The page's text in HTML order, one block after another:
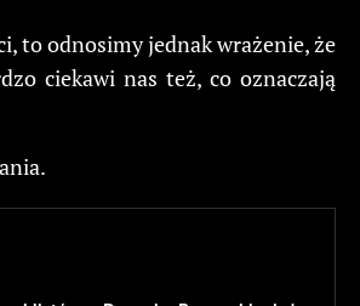
to odnosimy jednak wrażenie, że
ciekawi nas też, co oznaczają